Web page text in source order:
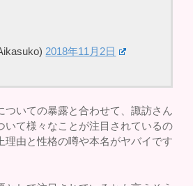
2018年11月2日
ついての暴露と合わせて、諏訪さん
いて様々なことが注目されているの
理由と性格の噂や本名がヤバイです